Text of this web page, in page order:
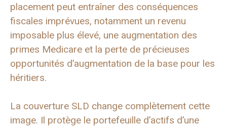
placement peut entraîner des conséquences
fiscales imprévues, notamment un revenu
imposable plus élevé, une augmentation des
primes Medicare et la perte de précieuses
opportunités d’augmentation de la base pour les
héritiers.
La couverture SLD change complètement cette
image. Il protège le portefeuille d’actifs d’une